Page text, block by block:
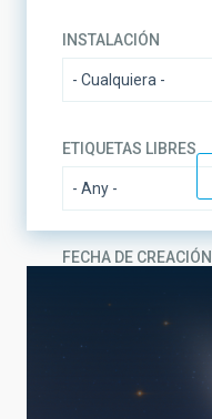
INSTALACIÓN
ETIQUETAS LIBRES
FECHA DE CREACIÓN